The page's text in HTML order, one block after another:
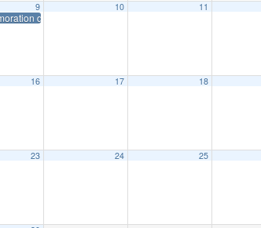
9
du 11 novembre
10 11
16 17 18
23 24 25